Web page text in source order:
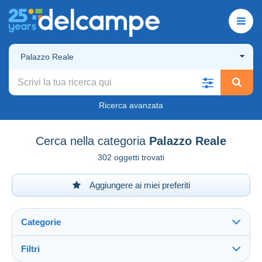
Palazzo Reale
Ricerca avanzata
Cerca nella categoria Palazzo Reale
302 oggetti trovati
Aggiungere ai miei preferiti
Categorie
Filtri